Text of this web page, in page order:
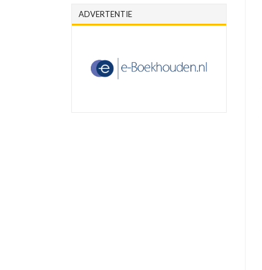
ADVERTENTIE